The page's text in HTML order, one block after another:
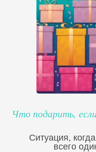
Что подарить,
Ситуация,
всего